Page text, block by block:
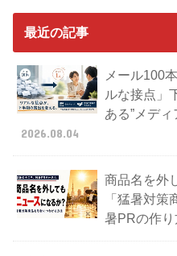
最近の記事
メール100
ルな接点」
ある”メデ
2026.08.04
商品名を外
「猛暑対
暑PRの作り